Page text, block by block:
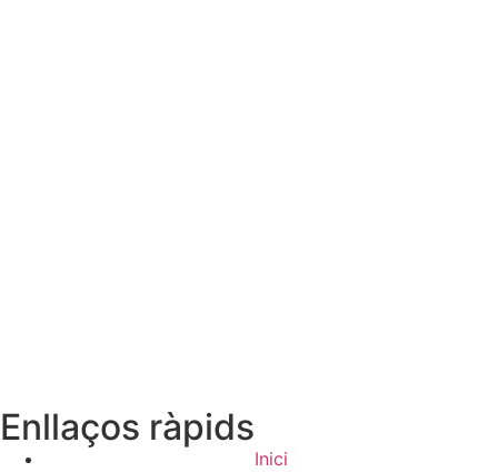
Enllaços ràpids
Inici